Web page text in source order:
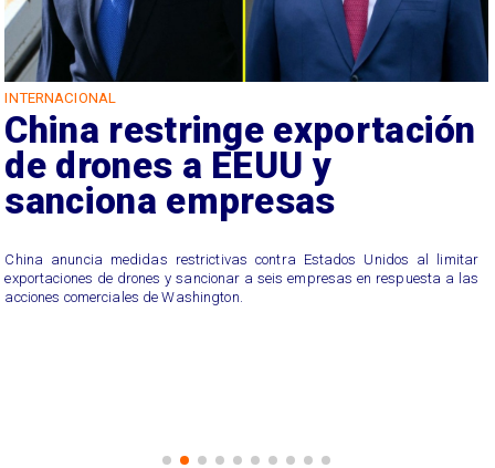
INTERNACIONAL
China restringe exportación
de drones a EEUU y
sanciona empresas
China anuncia medidas restrictivas contra Estados Unidos al limitar
exportaciones de drones y sancionar a seis empresas en respuesta a las
acciones comerciales de Washington.